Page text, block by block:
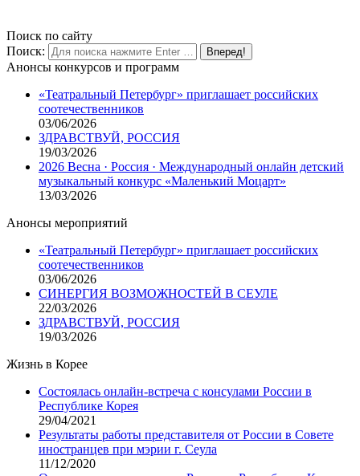
Поиск по сайту
Поиск:
Анонсы конкурсов и программ
«Театральный Петербург» приглашает российских
соотечественников
03/06/2026
ЗДРАВСТВУЙ, РОССИЯ
19/03/2026
2026 Весна · Россия · Международный онлайн детский
музыкальный конкурс «Маленький Моцарт»
13/03/2026
Анонсы мероприятий
«Театральный Петербург» приглашает российских
соотечественников
03/06/2026
СИНЕРГИЯ ВОЗМОЖНОСТЕЙ В СЕУЛЕ
22/03/2026
ЗДРАВСТВУЙ, РОССИЯ
19/03/2026
Жизнь в Корее
Состоялась онлайн-встреча с консулами России в
Республике Корея
29/04/2021
Результаты работы представителя от России в Совете
иностранцев при мэрии г. Сеула
11/12/2020